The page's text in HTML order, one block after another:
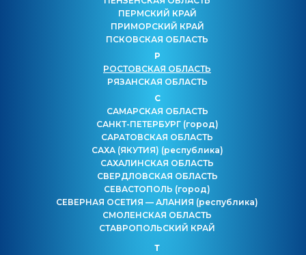
ПЕРМСКИЙ КРАЙ
ПРИМОРСКИЙ КРАЙ
ПСКОВСКАЯ ОБЛАСТЬ
Р
РОСТОВСКАЯ ОБЛАСТЬ
РЯЗАНСКАЯ ОБЛАСТЬ
С
САМАРСКАЯ ОБЛАСТЬ
САНКТ-ПЕТЕРБУРГ (город)
САРАТОВСКАЯ ОБЛАСТЬ
САХА (ЯКУТИЯ) (республика)
САХАЛИНСКАЯ ОБЛАСТЬ
СВЕРДЛОВСКАЯ ОБЛАСТЬ
СЕВАСТОПОЛЬ (город)
СЕВЕРНАЯ ОСЕТИЯ — АЛАНИЯ (республика)
СМОЛЕНСКАЯ ОБЛАСТЬ
СТАВРОПОЛЬСКИЙ КРАЙ
Т